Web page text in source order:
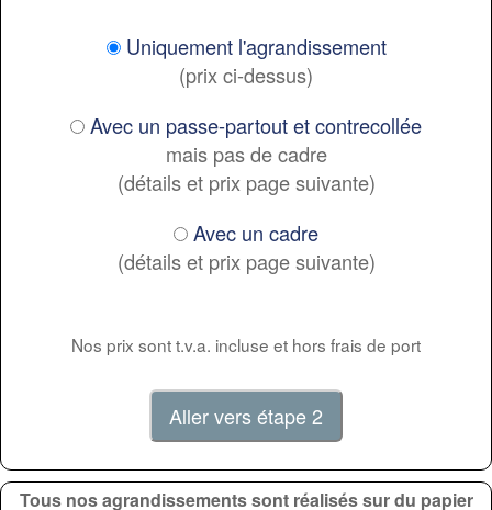
Uniquement l'agrandissement
(prix ci-dessus)
Avec un passe-partout et contrecollée
mais pas de cadre
(détails et prix page suivante)
Avec un cadre
(détails et prix page suivante)
Nos prix sont t.v.a. incluse et hors frais de port
Tous nos agrandissements sont réalisés sur du papier